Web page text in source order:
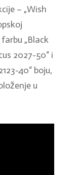
– „Wish
„Black
2027-50“ i
40“ boju,
u